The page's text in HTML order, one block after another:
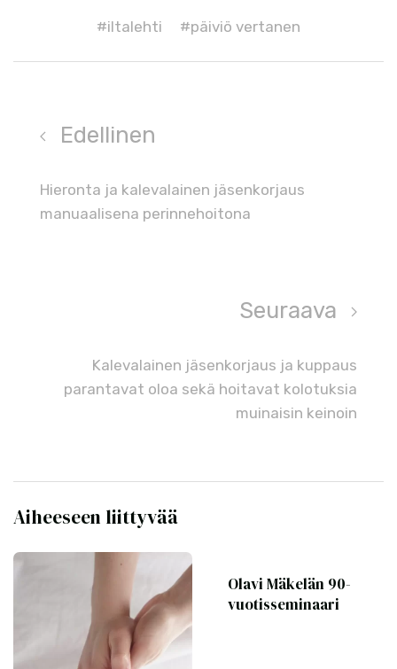
#iltalehti #päiviö vertanen
Edellinen
Hieronta ja kalevalainen jäsenkorjaus
manuaalisena perinnehoitona
Seuraava
Kalevalainen jäsenkorjaus ja kuppaus
parantavat oloa sekä hoitavat kolotuksia
muinaisin keinoin
Aiheeseen liittyvää
Olavi Mäkelän 90-
vuotisseminaari